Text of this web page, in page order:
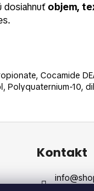
dosiahnuť objem,
Cocamide
Kontakt
info@